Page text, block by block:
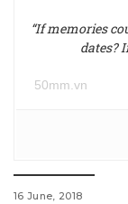
“If memories
dates?
50mm.vn
16 June, 2018